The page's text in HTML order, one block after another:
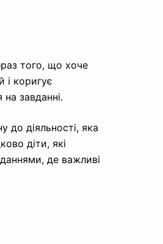
того, що хоче
і коригує
завданні.
до діяльності, яка
діти, які
де важливі